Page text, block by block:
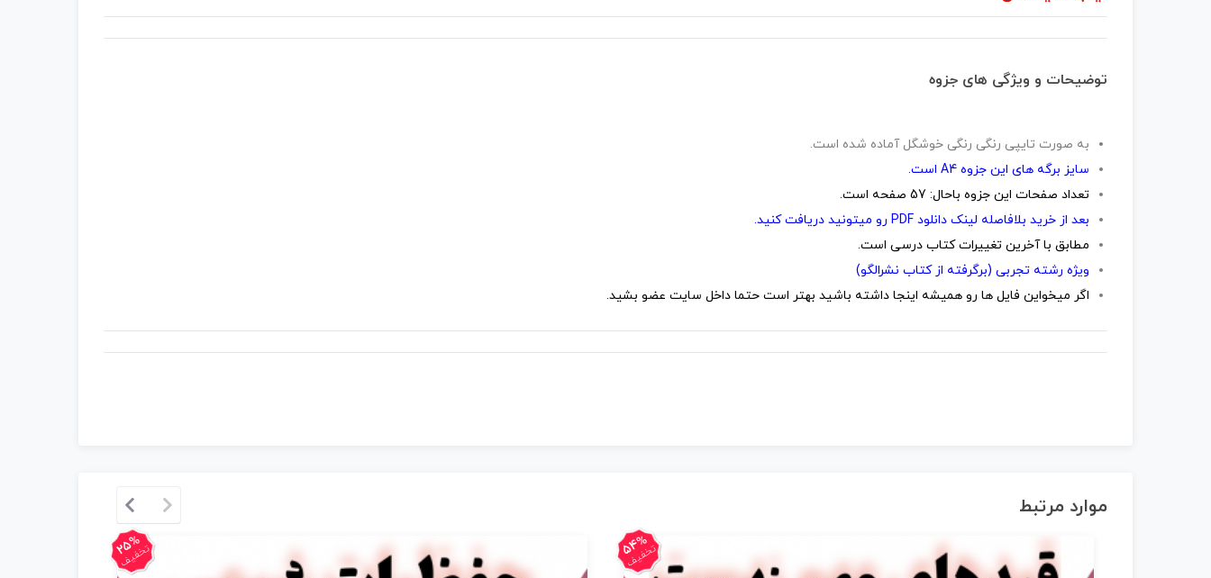
توضیحات و ویژگی های جزوه
به صورت تایپی رنگی رنگی خوشگل آماده شده است.
سایز برگه های این جزوه A4 است.
تعداد صفحات این جزوه باحال: 57 صفحه است.
بعد از خرید بلافاصله لینک دانلود PDF رو میتونید دریافت کنید.
مطابق با آخرین تغییرات کتاب درسی است.
ویژه رشته تجربی (برگرفته از کتاب نشرالگو)
اگر میخواین فایل ها رو همیشه اینجا داشته باشید بهتر است حتما داخل سایت عضو بشید.
موارد مرتبط
54%
تخفیف 25%
تخفیف